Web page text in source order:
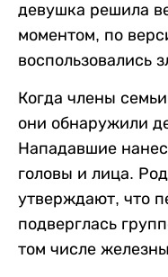
девушка решила
моментом, по
воспользовались
Когда члены
они обнаружили
Нападавшие
головы и лица.
утверждают, что
подверглась
том числе